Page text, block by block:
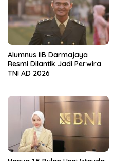
Alumnus IIB Darmajaya
Resmi Dilantik Jadi Perwira
TNI AD 2026